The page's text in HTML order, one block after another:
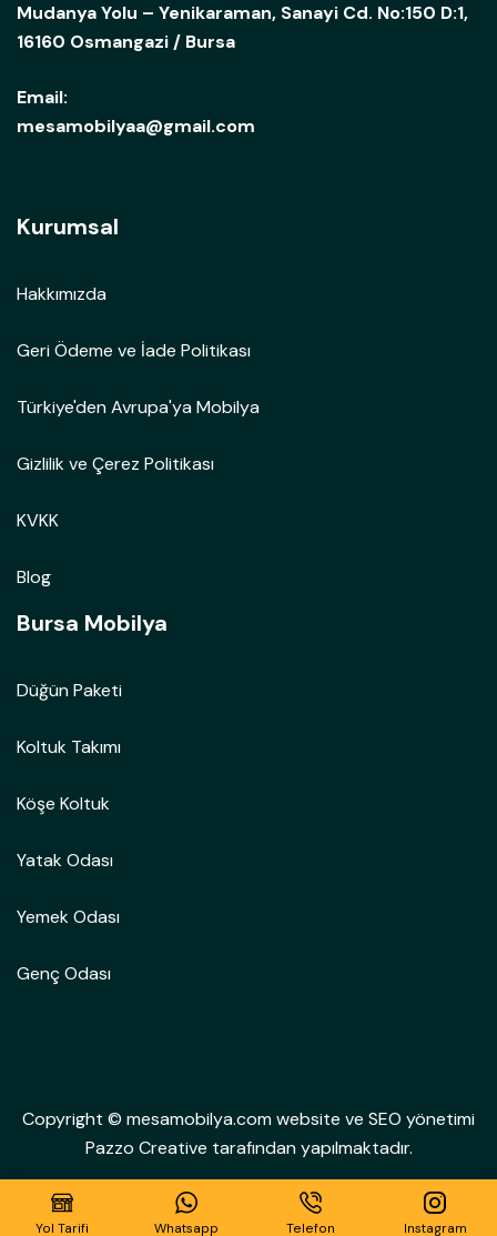
Mudanya Yolu – Yenikaraman, Sanayi Cd. No:150 D:1,
16160 Osmangazi / Bursa
Email:
mesamobilyaa@gmail.com
Kurumsal
Hakkımızda
Geri Ödeme ve İade Politikası
Türkiye'den Avrupa'ya Mobilya
Gizlilik ve Çerez Politikası
KVKK
Blog
Bursa Mobilya
Düğün Paketi
Koltuk Takımı
Köşe Koltuk
Yatak Odası
Yemek Odası
Genç Odası
Copyright © mesamobilya.com website ve SEO yönetimi
Pazzo Creative tarafından yapılmaktadır.
Yol Tarifi Whatsapp Telefon Instagram